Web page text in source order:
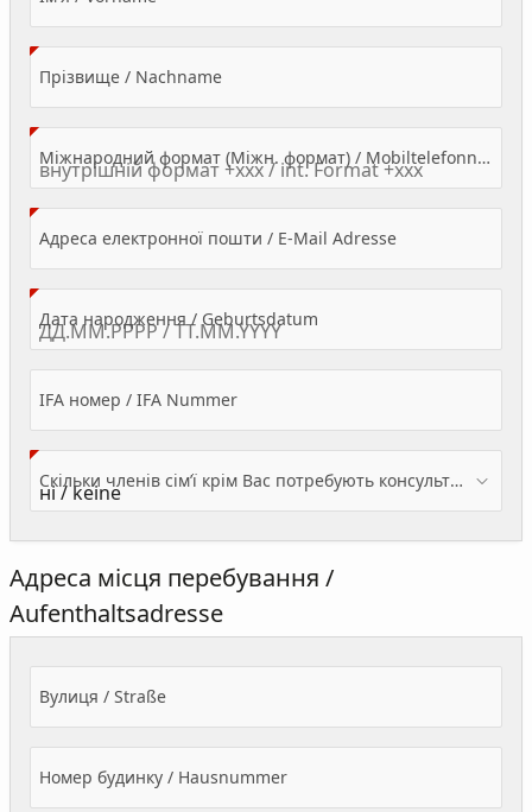
Прізвище / Nachname(Value Required)
Міжнародний формат (Міжн. формат) / Mobiltelefonnummer
Адреса електронної пошти / E-Mail Adresse(Value Required)
Дата народження / Geburtsdatum
IFA номер / IFA Nummer
Скільки членів сім’ї крім Вас потребують консультації? / Wieviele Familienmitglieder brauchen Beratung - zusätzlich zu Ihnen?
Адреса місця перебування /
Aufenthaltsadresse
Вулиця / Straße
Номер будинку / Hausnummer